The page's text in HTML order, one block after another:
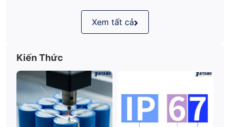
Xem tất cả
Kiến Thức